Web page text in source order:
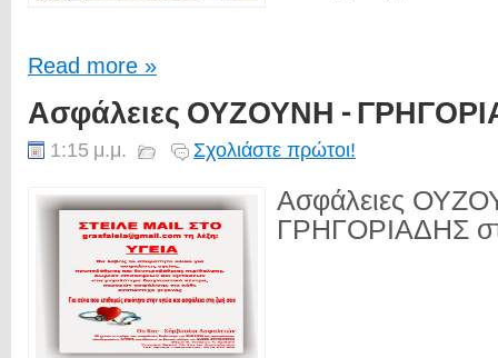
Read more »
Ασφάλειες ΟΥΖΟΥΝΗ -
1:15 μ.μ. Σχολιάστε πρώτοι!
Ασφάλειες
ΓΡΗΓΟΡΙΑΔΗΣ